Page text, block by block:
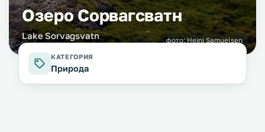
Озеро Сорвагсватн
Lake Sorvagsvatn фото:Heini Samuelsen
КАТЕГОРИЯ
Природа